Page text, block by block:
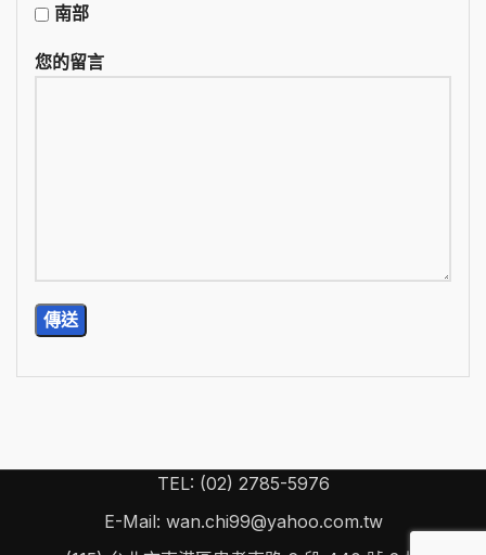
南部
您的留言
TEL: (02) 2785-5976
E-Mail: wan.chi99@yahoo.com.tw